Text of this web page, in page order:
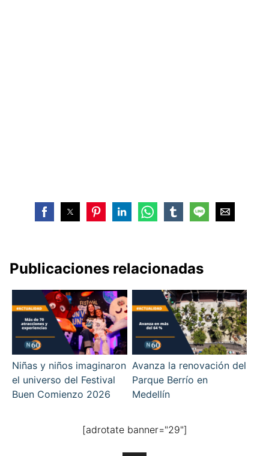
Publicaciones relacionadas
Niñas y niños imaginaron
el universo del Festival
Buen Comienzo 2026
Avanza la renovación del
Parque Berrío en
Medellín
[adrotate banner="29"]